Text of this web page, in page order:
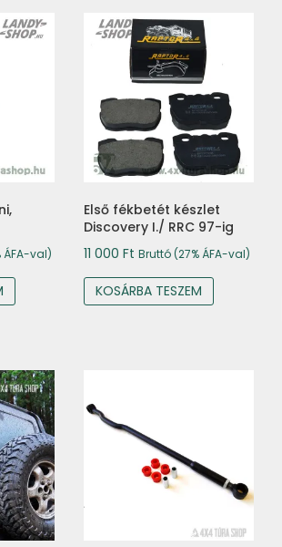
ÁFA-val)
Első fékbetét készlet
Discovery I./ RRC 97-ig
11 000Ft Bruttó (27% ÁFA-val)
KOSÁRBA TESZEM